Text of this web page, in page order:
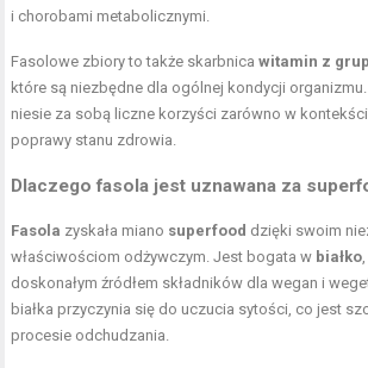
i chorobami metabolicznymi.
Fasolowe zbiory to także skarbnicawitamin z
które są niezbędne dla ogólnej kondycji
niesie za sobą liczne korzyści zarówno w
poprawy stanu zdrowia.
Dlaczego fasola jest uznawana za
Fasola zyskała miano superfood dzięki swoim
właściwościom odżywczym. Jest bogata w białko
doskonałym źródłem składników dla wegan i
białka przyczynia się do uczucia sytości, co jest
procesie odchudzania.